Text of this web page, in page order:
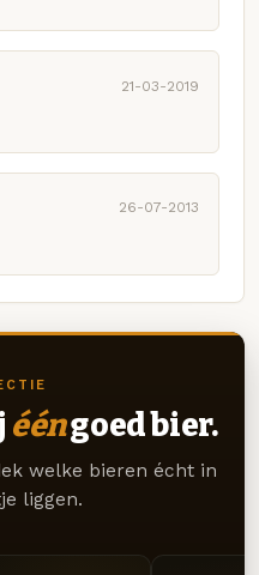
21-03-2019
26-07-2013
ééngoed bier.
welke bieren écht in
liggen.